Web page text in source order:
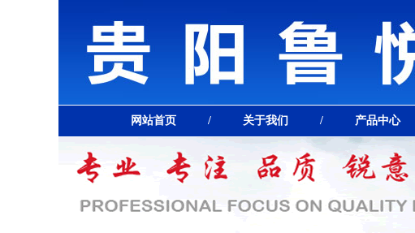
网站首页 / 关于我们 / 产品中心